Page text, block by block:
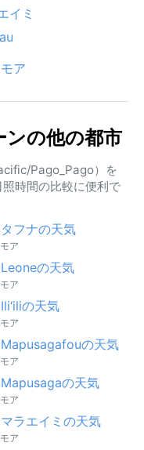
イミ
ア
の他の都市
Pago_Pago）を
時間の比較に便利で
フナの天気
ア
の天気
ア
の天気
ア
の天気
ア
の天気
ア
ラエイミの天気
ア